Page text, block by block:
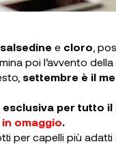
salsedine e cloro ,
poi l’avvento della
settembre è il
per tutto
in omaggio.
per capelli più adatti